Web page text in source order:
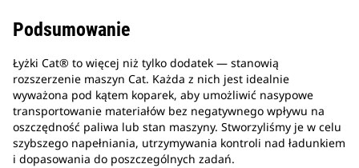
Podsumowanie
Łyżki Cat® to więcej niż tylko dodatek — stanowią
rozszerzenie maszyn Cat. Każda z nich jest idealnie
wyważona pod kątem koparek, aby umożliwić nasypowe
transportowanie materiałów bez negatywnego wpływu na
oszczędność paliwa lub stan maszyny. Stworzyliśmy je w celu
szybszego napełniania, utrzymywania kontroli nad ładunkiem
i dopasowania do poszczególnych zadań.